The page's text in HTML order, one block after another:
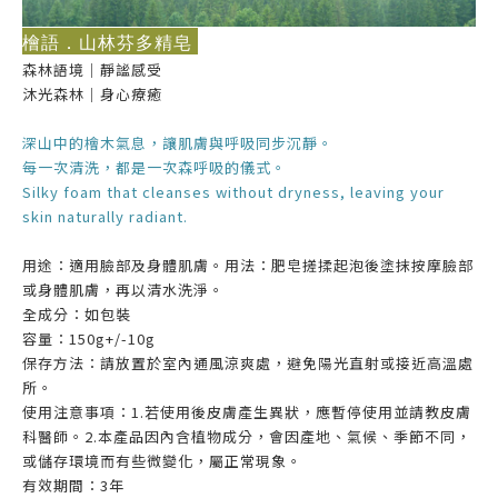
檜語．山林芬多精皂
森林語境｜靜謐感受
沐光森林｜身心療癒
深山中的檜木氣息，讓肌膚與呼吸同步沉靜。
每一次清洗，都是一次森呼吸的儀式。
Silky foam that cleanses without dryness, leaving your
skin naturally radiant.
用途：適用臉部及身體肌膚。用法：肥皂搓揉起泡後塗抹按摩臉部
或身體肌膚，再以清水洗淨。
全成分：如包裝
容量：150g+/-10g
保存方法：請放置於室內通風涼爽處，避免陽光直射或接近高溫處
所。
使用注意事項：1.若使用後皮膚產生異狀，應暫停使用並請教皮膚
科醫師。2.本產品因內含植物成分，會因產地、氣候、季節不同，
或儲存環境而有些微變化，屬正常現象。
有效期間：3年